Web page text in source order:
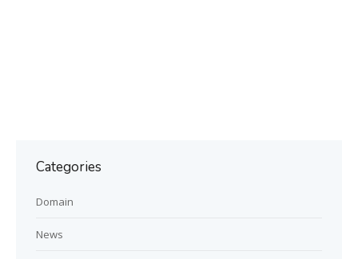
Categories
Domain
News